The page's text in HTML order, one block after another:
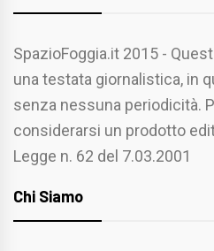
SpazioFoggia.it 2015 -
una testata giornalistica, in
senza nessuna periodicità.
considerarsi un prodotto
Legge n. 62 del 7.03.2001
Chi Siamo